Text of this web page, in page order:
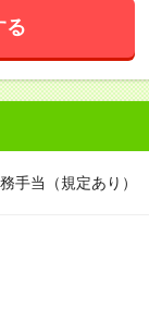
る
当（規定あり）